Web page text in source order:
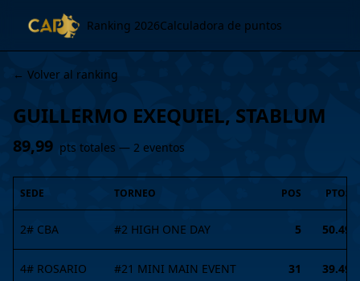
Ranking 2026Calculadora de puntos
← Volver al ranking
GUILLERMO EXEQUIEL, STABLUM
89,99 pts totales — 2 eventos
SEDE TORNEO POS PTOS
2# CBA #2 HIGH ONE DAY 5 50.49
4# ROSARIO #21 MINI MAIN EVENT 31 39.49